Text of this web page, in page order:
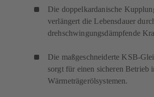
Die doppelkardanische
verlängert die Lebensdauer
drehschwingungsdämpfende
Die maßgeschneiderte KSB-
sorgt für einen sicheren Betrieb
Wärmeträgerölsystemen.